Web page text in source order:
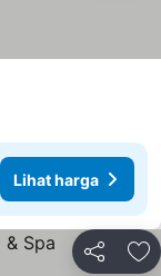
Lihat harga
Bagikan